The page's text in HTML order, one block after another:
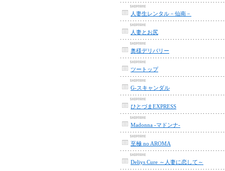
人妻生レンタル－仙南－
人妻とお尻
奥様デリバリー
ツートップ
G-スキャンダル
ひとづまEXPRESS
Madonna -マドンナ-
至極 no AROMA
Deliys Cure ～人妻に恋して～